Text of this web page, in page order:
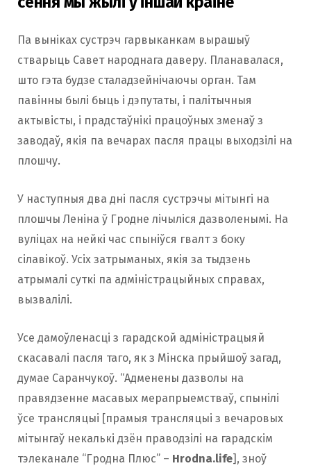
Па выніках сустрэч гарвыканкам вырашыў
стварыць Савет народнага даверу. Планавалася,
што гэта будзе сталадзейнічаючы орган. Там
павінны былі быць і дэпутаты, і палітычныя
актывісты, і прадстаўнікі працоўных зменаў з
заводаў, якія па вечарах пасля працы выходзілі на
плошчу.
У наступныя два дні пасля сустрэчы мітынгі на
плошчы Леніна ў Гродне лічыліся дазволенымі. На
вуліцах на нейкі час спыніўся гвалт з боку
сілавікоў. Усіх затрыманых, якія за тыдзень
атрымалі суткі па адміністрацыйных справах,
вызвалілі.
Усе дамоўленасці з гарадской адміністрацыяй
скасавалі пасля таго, як з Мінска прыйшоў загад,
думае Саранчукоў. “Адменены дазволы на
правядзенне масавых мерапрыемстваў, спынілі
ўсе трансляцыі [прамыя трансляцыі з вечаровых
мітынгаў некалькі дзён праводзілі на гарадскім
тэлеканале “Гродна Плюс” – Hrodna.life], зноў